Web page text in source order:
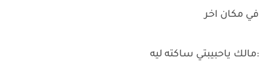
في مكان اخر
:مالك ياحبيبتي ساكته ليه